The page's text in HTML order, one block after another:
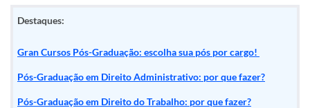
Destaques:
Gran Cursos Pós-Graduação: escolha sua pós por cargo!
Pós-Graduação em Direito Administrativo: por que fazer?
Pós-Graduação em Direito do Trabalho: por que fazer?